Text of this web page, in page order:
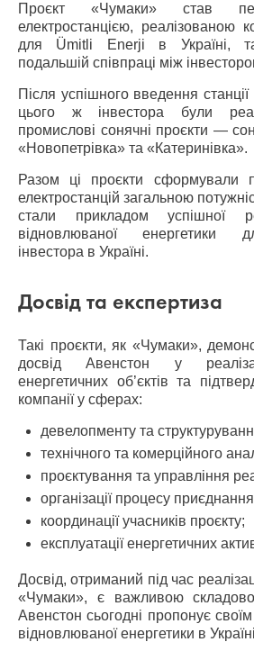
Проєкт «Чумаки» став
електростанцією, реалізованою
для Ümitli Enerji в Україні,
подальшій співпраці між
Після успішного введення
цього ж інвестора були
промислові сонячні проєкти —
«Новопетрівка» та «Катеринівка».
Разом ці проєкти сформували
електростанцій загальною
стали прикладом успішної
відновлюваної енергетики
інвестора в Україні.
Досвід та експертиза
Такі проєкти, як «Чумаки»,
досвід Авенстон у
енергетичних об’єктів та
компанії у сферах:
девелопменту та
технічного та комерційного
проєктування та управління
організації процесу
координації учасників проєкту;
експлуатації енергетичних
Досвід, отриманий під час
«Чумаки», є важливою
Авенстон сьогодні пропонує
відновлюваної енергетики в